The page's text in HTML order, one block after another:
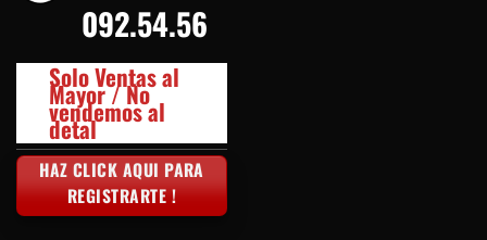
092.54.56
Solo Ventas al
Mayor / No
vendemos al
detal
HAZ CLICK AQUI PARA
REGISTRARTE !